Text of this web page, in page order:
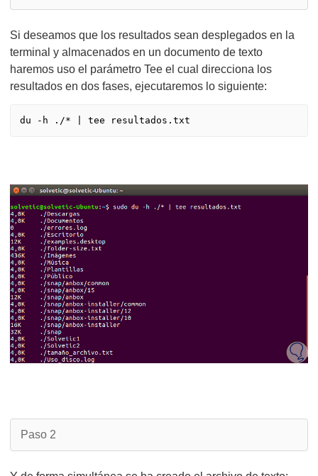
Si deseamos que los resultados sean desplegados en la
terminal y almacenados en un documento de texto
haremos uso el parámetro Tee el cual direcciona los
resultados en dos fases, ejecutaremos lo siguiente:
Paso 2